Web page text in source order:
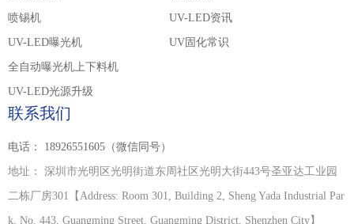
喷锡机
UV-LED曝光机
全自动曝光机上下料机
UV-LED光源升级
UV-LED资讯
UV固化常识
联系我们
电话： 18926551605（微信同号）
地址： 深圳市光明区光明街道东周社区光明大街443号圣亚达工业园
二栋厂房301【Address: Room 301, Building 2, Sheng Yada Industrial Par
k, No. 443, Guangming Street, Guangming District, Shenzhen City】